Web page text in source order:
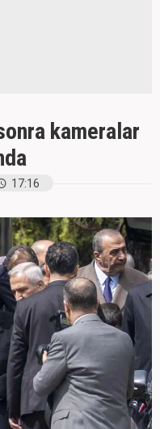
kameralar
17:16